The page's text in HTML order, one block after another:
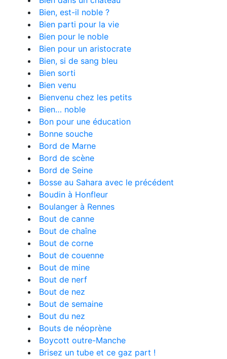
Bien, est-il noble ?
Bien parti pour la vie
Bien pour le noble
Bien pour un aristocrate
Bien, si de sang bleu
Bien sorti
Bien venu
Bienvenu chez les petits
Bien… noble
Bon pour une éducation
Bonne souche
Bord de Marne
Bord de scène
Bord de Seine
Bosse au Sahara avec le précédent
Boudin à Honfleur
Boulanger à Rennes
Bout de canne
Bout de chaîne
Bout de corne
Bout de couenne
Bout de mine
Bout de nerf
Bout de nez
Bout de semaine
Bout du nez
Bouts de néoprène
Boycott outre-Manche
Brisez un tube et ce gaz part !